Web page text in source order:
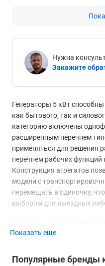
Нужна
Закажите
Генераторы 5 кВт
как бытового, так и
категорию включены
расширенным перечнем
применяться для решения
перечнем рабочих функций
Конструкция агрегатов
модели с
перемещать в одиночку,
выбором для выездных
а также для обеспечения
Показать еще
Популярные бренды